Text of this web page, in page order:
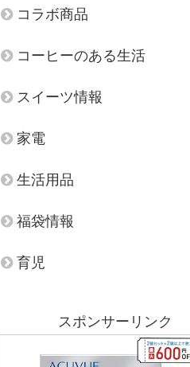
コラボ商品
コーヒーのある生活
スイーツ情報
家電
生活用品
福袋情報
育児
スポンサーリンク